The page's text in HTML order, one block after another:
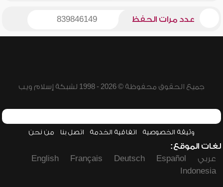
عدد مرات الحفظ 839846149
جميع الحقوق محفوظة © 2026 - 1998 لشبكة إسلام ويب
وثيقة الخصوصية اتفاقية الخدمة اتصل بنا من نحن
لغات الموقع:
عربي
Español
Deutsch
Français
English
Indonesia